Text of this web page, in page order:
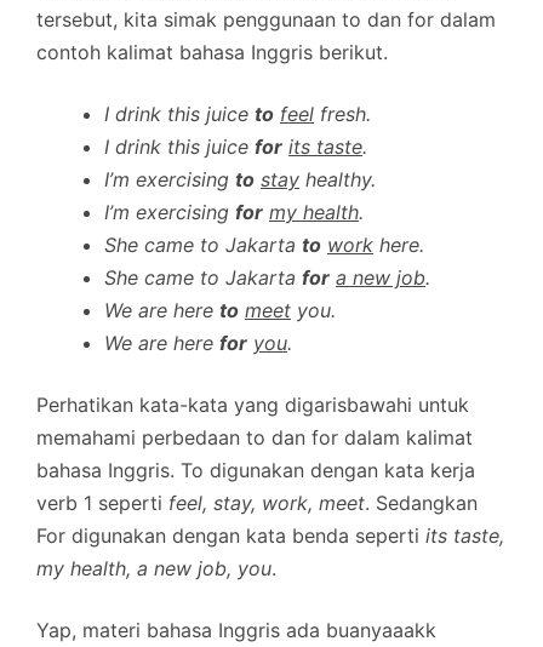
tersebut, kita simak penggunaan to dan for dalam
contoh kalimat bahasa Inggris berikut.
I drink this juice to feel fresh.
I drink this juice for its taste.
I’m exercising to stay healthy.
I’m exercising for my health.
She came to Jakarta to work here.
She came to Jakarta for a new job.
We are here to meet you.
We are here for you.
Perhatikan kata-kata yang digarisbawahi untuk
memahami perbedaan to dan for dalam kalimat
bahasa Inggris. To digunakan dengan kata kerja
verb 1 seperti feel, stay, work, meet. Sedangkan
For digunakan dengan kata benda seperti its taste,
my health, a new job, you.
Yap, materi bahasa Inggris ada buanyaaakk